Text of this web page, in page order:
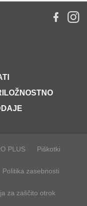
PLUS Piškotki
Politika zasebnosti
za zaščito otrok